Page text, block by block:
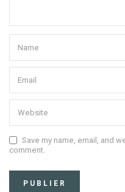
Save my name, email, and
comment.